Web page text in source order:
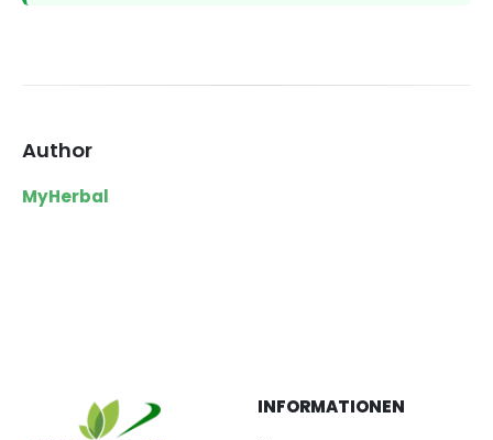
Author
MyHerbal
INFORMATIONEN